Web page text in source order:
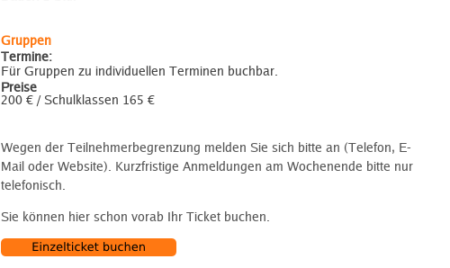
Gruppen
Termine:
Für Gruppen zu individuellen Terminen buchbar.
Preise
200 € / Schulklassen 165 €
Wegen der Teilnehmerbegrenzung melden Sie sich bitte an (Telefon, E-
Mail oder Website). Kurzfristige Anmeldungen am Wochenende bitte nur
telefonisch.
Sie können hier schon vorab Ihr Ticket buchen.